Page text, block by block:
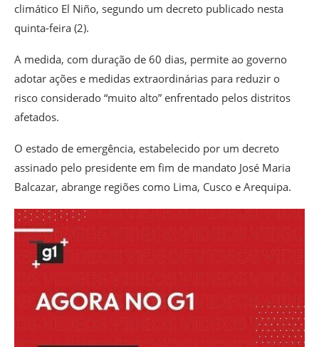
climático El Niño, segundo um decreto publicado nesta
quinta-feira (2).
A medida, com duração de 60 dias, permite ao governo
adotar ações e medidas extraordinárias para reduzir o
risco considerado “muito alto” enfrentado pelos distritos
afetados.
O estado de emergência, estabelecido por um decreto
assinado pelo presidente em fim de mandato José Maria
Balcazar, abrange regiões como Lima, Cusco e Arequipa.